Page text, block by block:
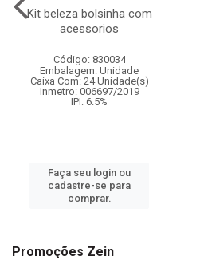
Kit beleza bolsinha com
acessorios
Código: 830034
Embalagem: Unidade
Caixa Com: 24 Unidade(s)
Inmetro: 006697/2019
IPI: 6.5%
Faça seu login ou
cadastre-se para
comprar.
Promoções Zein